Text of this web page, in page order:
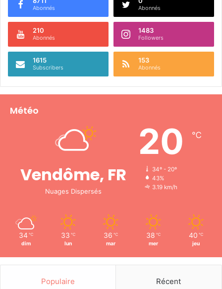
Abonnés Abonnés
210
Abonnés
1483
Followers
1615
Subscribers
153
Abonnés
Météo
Vendôme, FR
Nuages Dispersés
20 ℃
34º - 20º
43%
3.19 km/h
34 ℃
dim
33 ℃
lun
36 ℃
mar
38 ℃
mer
40 ℃
jeu
Populaire Récent